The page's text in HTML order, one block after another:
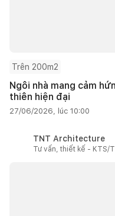
Trên 200m2
Ngôi nhà mang cảm
thiên hiện đại
27/06/2026, lúc 10:00
TNT Architecture
Tư vấn, thiết kế - KTS/